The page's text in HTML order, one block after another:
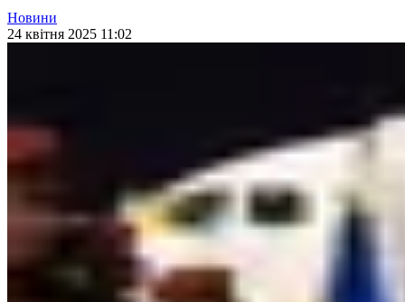
Новини
24 квітня 2025 11:02